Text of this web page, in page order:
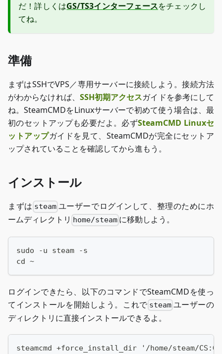
だ！詳しくはGS/TS3インターフェースをチェックし
てね。
準備
まずはSSHでVPS／専用サーバーに接続しよう。接続方法
がわからなければ、 SSH初期アクセスガイドを参考にして
ね。SteamCMDをLinuxサーバーで初めて使う場合は、最
初のセットアップも必要だよ。必ずSteamCMD Linuxセ
ットアップガイドを見て、SteamCMDが完全にセットア
ップされていることを確認してから進もう。
インストール
まずは steam ユーザーでログインして、整理のためにホ
ームディレクトリ home/steam に移動しよう。
sudo -u steam -s
cd ~
ログインできたら、以下のコマンドでSteamCMDを使っ
てインストールを開始しよう。これで steam ユーザーの
ディレクトリに直接インストールできるよ。
steamcmd +force_install_dir '/home/steam/